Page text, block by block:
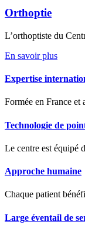
Orthoptie
L’orthoptiste du
En savoir plus
Expertise
Formée en France
Technologie de
Le centre est équipé
Approche humaine
Chaque patient
Large éventail de